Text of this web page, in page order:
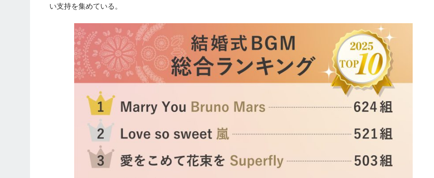
い支持を集めている。